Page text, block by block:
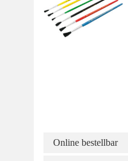
Online bestellbar